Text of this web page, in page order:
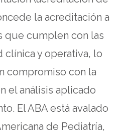
la acreditación a
que cumplen con las
clínica y operativa, lo
compromiso con la
el análisis aplicado
El ABA está avalado
de Pediatría,